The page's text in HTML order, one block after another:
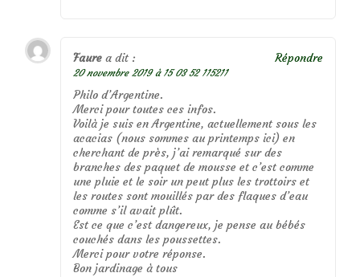
Faure a dit :
20 novembre 2019 à 15 03 52 115211
Philo d’Argentine.
Merci pour toutes ces infos.
Voilà je suis en Argentine, actuellement sous les
acacias (nous sommes au printemps ici) en
cherchant de près, j’ai remarqué sur des
branches des paquet de mousse et c’est comme
une pluie et le soir un peut plus les trottoirs et
les routes sont mouillés par des flaques d’eau
comme s’il avait plût.
Est ce que c’est dangereux, je pense au bébés
couchés dans les poussettes.
Merci pour votre réponse.
Bon jardinage à tous
Répondre